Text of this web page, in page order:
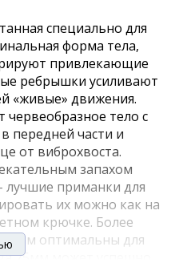
специально для
форма тела,
привлекающие
ребрышки усиливают
«живые» движения.
тело с
передней части и
от виброхвоста.
запахом
лучшие приманки для
их можно как на
крючке. Более
оптимальны для
75мм может успешно